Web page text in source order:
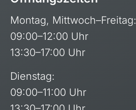
Montag, Mittwoch–Freitag:
09:00–12:00 Uhr
13:30–17:00 Uhr
Dienstag:
09:00–11:00 Uhr